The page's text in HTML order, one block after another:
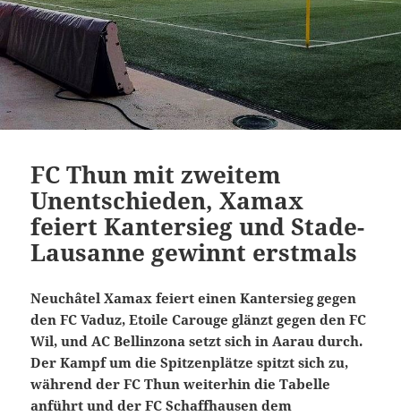
FC Thun mit zweitem
Unentschieden, Xamax
feiert Kantersieg und Stade-
Lausanne gewinnt erstmals
Neuchâtel Xamax feiert einen Kantersieg gegen
den FC Vaduz, Etoile Carouge glänzt gegen den FC
Wil, und AC Bellinzona setzt sich in Aarau durch.
Der Kampf um die Spitzenplätze spitzt sich zu,
während der FC Thun weiterhin die Tabelle
anführt und der FC Schaffhausen dem